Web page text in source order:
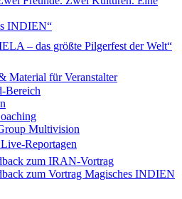
INDIEN“
– das größte Pilgerfest der Welt“
Material für Veranstalter
Bereich
Multivision
Reportagen
zum IRAN-Vortrag
zum Vortrag Magisches INDIEN